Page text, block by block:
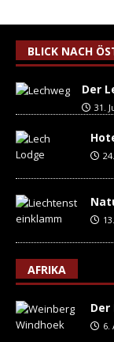
BLICK NACH
Der
31.
AFRIKA
6.